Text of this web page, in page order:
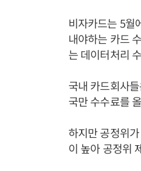
비자카드는 5월
내야하는 카드
는 데이터처리
국내 카드회사
국만 수수료를
하지만 공정위
이 높아 공정위